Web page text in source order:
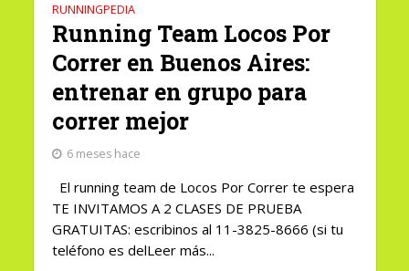
RUNNINGPEDIA
Running Team Locos Por
Correr en Buenos Aires:
entrenar en grupo para
correr mejor
6 meses hace
El running team de Locos Por Correr te espera
TE INVITAMOS A 2 CLASES DE PRUEBA
GRATUITAS: escribinos al 11-3825-8666 (si tu
teléfono es delLeer más...